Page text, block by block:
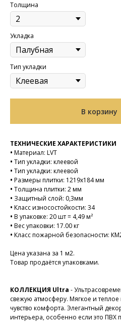
Толщина
Укладка
Тип укладки
В корзину
ТЕХНИЧЕСКИЕ ХАРАКТЕРИСТИКИ
• Материал: LVT
• Тип укладки: клеевой
• Тип укладки: клеевой
• Размеры плитки: 1219х184 мм
• Толщина плитки: 2 мм
• Защитный слой: 0,3мм
• Класс износостойкости: 34
• В упаковке: 20 шт = 4,49 м²
• Вес упаковки: 17.00 кг
• Класс пожарной безопасности:
Цена указана за 1 м2.
Товар продаётся упаковками.
КОЛЛЕКЦИЯ Ultra -
свежую атмосферу. Мягкое и
чувство комфорта. Элегантный
интерьера, особенно если это ПВХ